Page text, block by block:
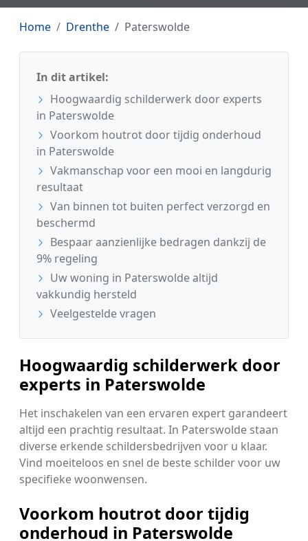
Home Drenthe Paterswolde
In dit artikel:
Hoogwaardig schilderwerk door experts
in Paterswolde
Voorkom houtrot door tijdig onderhoud
in Paterswolde
Vakmanschap voor een mooi en langdurig
resultaat
Van binnen tot buiten perfect verzorgd en
beschermd
Bespaar aanzienlijke bedragen dankzij de
9% regeling
Uw woning in Paterswolde altijd
vakkundig hersteld
Veelgestelde vragen
Hoogwaardig schilderwerk door
experts in Paterswolde
Het inschakelen van een ervaren expert garandeert
altijd een prachtig resultaat. In Paterswolde staan
diverse erkende schildersbedrijven voor u klaar.
Vind moeiteloos en snel de beste schilder voor uw
specifieke woonwensen.
Voorkom houtrot door tijdig
onderhoud in Paterswolde